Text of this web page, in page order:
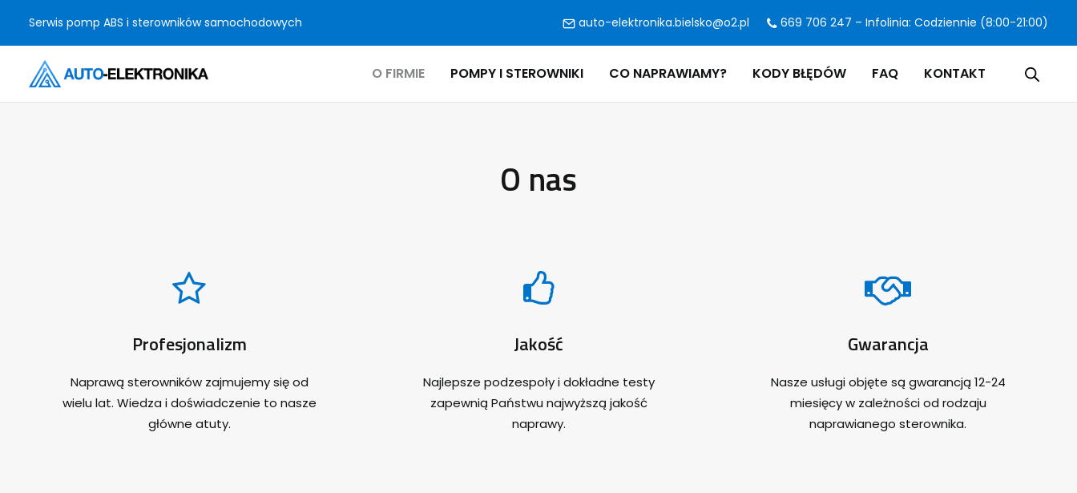
Serwis pomp ABS i sterowników samochodowych auto-elektronika.bielsko@o2.pl 669 706 247 – Infolinia: Codziennie (8:00-21:00)
O FIRMIE POMPY I STEROWNIKI CO NAPRAWIAMY? KODY BŁĘDÓW FAQ KONTAKT
O nas
Profesjonalizm
Naprawą sterowników zajmujemy się od
wielu lat. Wiedza i doświadczenie to nasze
główne atuty.
Jakość
Najlepsze podzespoły i dokładne testy
zapewnią Państwu najwyższą jakość
naprawy.
Gwarancja
Nasze usługi objęte są gwarancją 12-24
miesięcy w zależności od rodzaju
naprawianego sterownika.